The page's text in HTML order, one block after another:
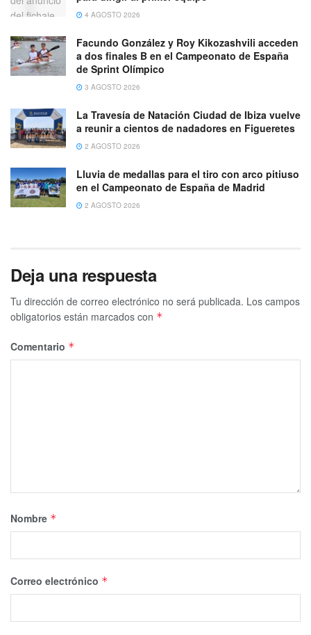
4 AGOSTO 2026
Facundo González y Roy Kikozashvili acceden
a dos finales B en el Campeonato de España
de Sprint Olímpico
3 AGOSTO 2026
La Travesía de Natación Ciudad de Ibiza vuelve
a reunir a cientos de nadadores en Figueretes
2 AGOSTO 2026
Lluvia de medallas para el tiro con arco pitiuso
en el Campeonato de España de Madrid
2 AGOSTO 2026
Deja una respuesta
Tu dirección de correo electrónico no será publicada. Los campos
obligatorios están marcados con *
Comentario *
Nombre *
Correo electrónico *